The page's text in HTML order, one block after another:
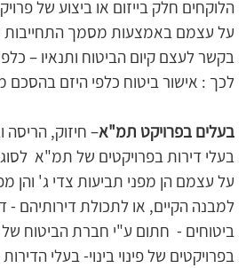
הלוקחים חלק בייזום או ביצוע של
על עצמם באמצעות מסמך התחייבות
בקשר לעצם קיום הביטוח ותנאיו –
לכך : אישור ביטוח כלפי היזם בהסכם
בעלים בפרויקט תמ"א– חיזוק, הריסה
בעלי דירות בפרויקטים של תמ"א
על עצמם הן מפני תביעות צדי ג' והן
למבנה הקיים, או לתכולת דירותיהם -
ביטוחים -  חתום ע"י חברת הביטוח
בפרויקטים של פינוי בינוי- בעלי